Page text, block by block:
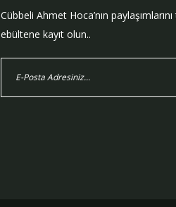
Cübbeli Ahmet Hoca’nın
ebültene kayıt olun..